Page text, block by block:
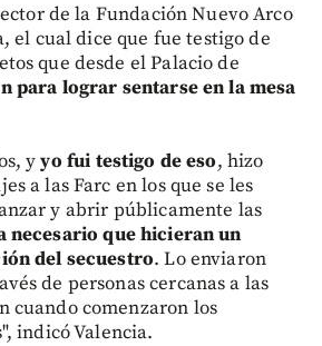
de la Fundación Nuevo Arco
el cual dice que fue testigo de
que desde el Palacio de
para lograr sentarse en la mesa
yyo fui testigo de eso, hizo
a las Farc en los que se les
y abrir públicamente las
necesario que hicieran un
del secuestro. Lo enviaron
de personas cercanas a las
cuando comenzaron los
indicó Valencia.